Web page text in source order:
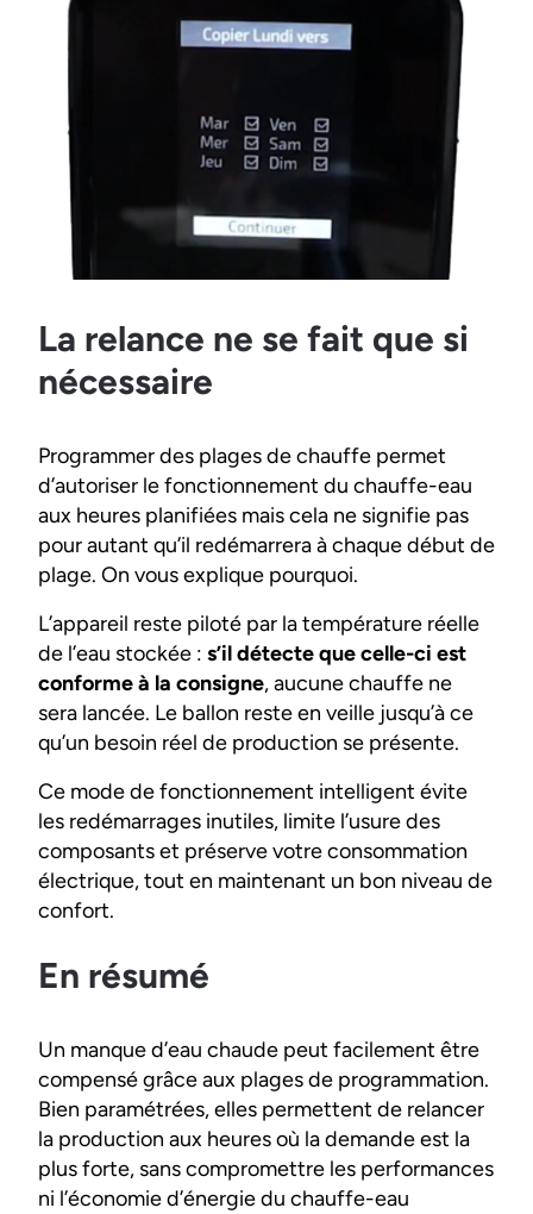
La relance ne se fait que si
nécessaire
Programmer des plages de chauffe permet
d’autoriser le fonctionnement du chauffe-eau
aux heures planifiées mais cela ne signifie pas
pour autant qu’il redémarrera à chaque début de
plage. On vous explique pourquoi.
L’appareil reste piloté par la température réelle
de l’eau stockée : s’il détecte que celle-ci est
conforme à la consigne, aucune chauffe ne
sera lancée. Le ballon reste en veille jusqu’à ce
qu’un besoin réel de production se présente.
Ce mode de fonctionnement intelligent évite
les redémarrages inutiles, limite l’usure des
composants et préserve votre consommation
électrique, tout en maintenant un bon niveau de
confort.
En résumé
Un manque d’eau chaude peut facilement être
compensé grâce aux plages de programmation.
Bien paramétrées, elles permettent de relancer
la production aux heures où la demande est la
plus forte, sans compromettre les performances
ni l’économie d’énergie du chauffe-eau